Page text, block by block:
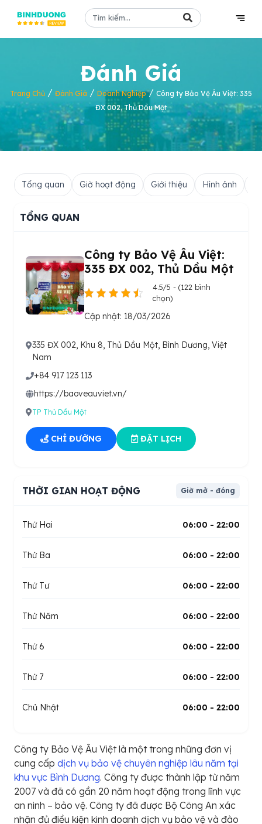
Đánh Giá
Trang Chủ / Đánh Giá / Doanh Nghiệp/ Công ty Bảo Vệ Âu Việt: 335
ĐX 002, Thủ Dầu Một
Tổng quan Giờ hoạt động Giới thiệu Hình ảnh
TỔNG QUAN
Công ty Bảo Vệ Âu Việt:
335 ĐX 002, Thủ Dầu Một
4.5/5 - (122 bình
chọn)
Cập nhật: 18/03/2026
335 ĐX 002, Khu 8, Thủ Dầu Một, Bình Dương, Việt
Nam
+84 917 123 113
https://baoveauviet.vn/
TP Thủ Dầu Một
CHỈ ĐƯỜNG ĐẶT LỊCH
THỜI GIAN HOẠT ĐỘNG Giờ mở - đóng
Thứ Hai 06:00 - 22:00
Thứ Ba 06:00 - 22:00
Thứ Tư 06:00 - 22:00
Thứ Năm 06:00 - 22:00
Thứ 6 06:00 - 22:00
Thứ 7 06:00 - 22:00
Chủ Nhật 06:00 - 22:00
Công ty Bảo Vệ Âu Việt là một trong những đơn vị
cung cấp dịch vụ bảo vệ chuyên nghiệp lâu năm tại
khu vực Bình Dương. Công ty được thành lập từ năm
2007 và đã có gần 20 năm hoạt động trong lĩnh vực
an ninh – bảo vệ. Công ty đã được Bộ Công An xác
nhận đủ điều kiện kinh doanh dịch vụ bảo vệ và đào